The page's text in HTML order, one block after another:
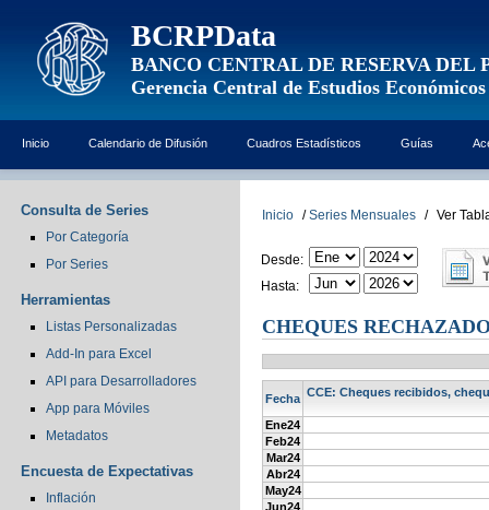
BCRPData
BANCO CENTRAL DE RESERVA DEL
Gerencia Central de Estudios Económicos
Inicio Calendario de Difusión Cuadros Estadísticos Guías
Consulta de Series
Por Categoría
Por Series
Herramientas
Listas Personalizadas
Add-In para Excel
API para Desarrolladores
App para Móviles
Metadatos
Encuesta de Expectativas
Inflación
Inicio / Series Mensuales / Ver
Desde:
Hasta:
CHEQUES
Fecha CCE: Cheques recibidos,
Ene24
Feb24
Mar24
Abr24
May24
Jun24